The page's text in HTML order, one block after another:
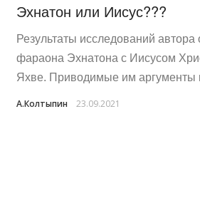
Эхнатон или Иисус???
Результаты исследований автора
фараона Эхнатона с Иисусом
Яхве. Приводимые им аргументы
А.Колтыпин 23.09.2021